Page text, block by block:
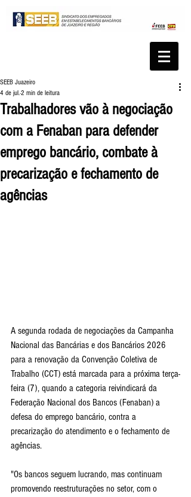
Trabalhadores vão à negociação
com a Fenaban para defender
emprego bancário, combate à
precarização e fechamento de
agências
SEEB Juazeiro
4 de jul.2 min de leitura
A segunda rodada de negociações da Campanha
Nacional das Bancárias e dos Bancários 2026
para a renovação da Convenção Coletiva de
Trabalho (CCT) está marcada para a próxima terça-
feira (7), quando a categoria reivindicará da
Federação Nacional dos Bancos (Fenaban) a
defesa do emprego bancário, contra a
precarização do atendimento e o fechamento de
agências.
"Os bancos seguem lucrando, mas continuam
promovendo reestruturações no setor, com o